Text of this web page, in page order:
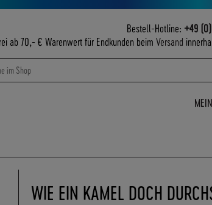
Bestell-Hotline: +49
ab 70,- € Warenwert für Endkunden beim Versand
WIE EIN KAMEL DOCH